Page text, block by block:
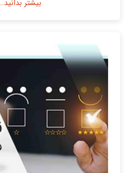
بیشتر بدانید..